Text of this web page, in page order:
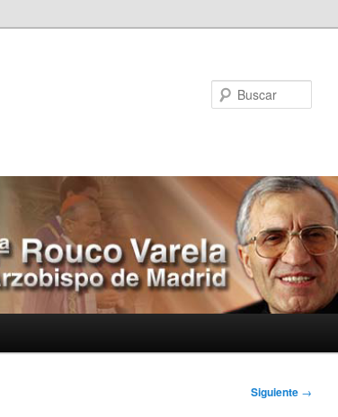
Siguiente →